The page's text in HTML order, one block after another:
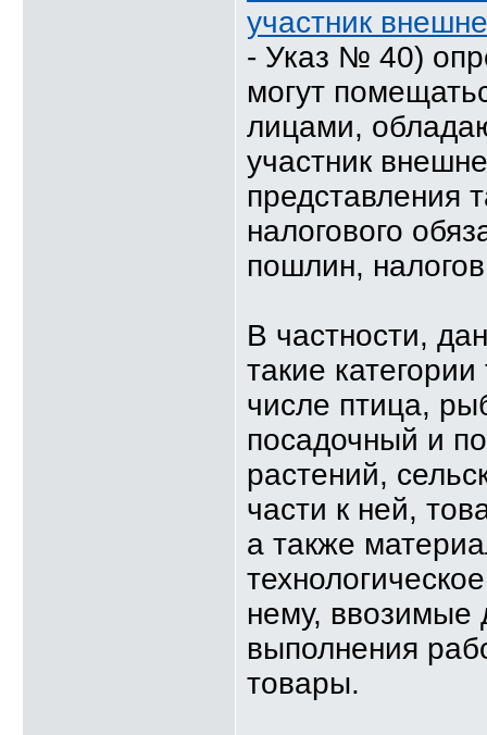
участник
- Указ № 40)
могут
лицами,
участник
представления
налогового
пошлин,
В частности,
такие
числе птица,
посадочный и
растений,
части к ней,
а также
нему, ввозимые
выполнения
товары.